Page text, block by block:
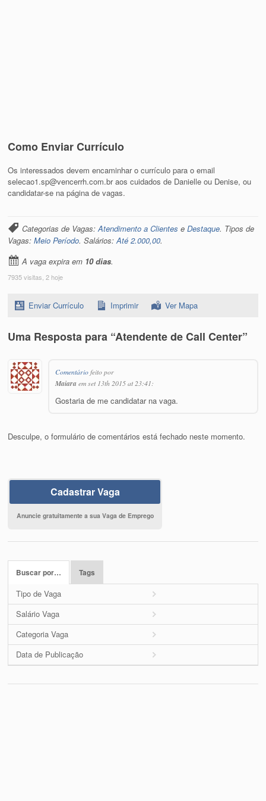
Como Enviar Currículo
Os interessados devem encaminhar o currículo para o email
selecao1.sp@vencerrh.com.br aos cuidados de Danielle ou Denise, ou
candidatar-se na página de vagas.
Categorias de Vagas:Atendimento a Clientes eDestaque. Tipos de
Vagas:Meio Período. Salários:Até 2.000,00.
A vaga expira em 10 dias.
7935 visitas, 2 hoje
Enviar Currículo Imprimir Ver Mapa
Uma Resposta para “Atendente de Call Center”
Comentáriofeito por
Maiara em set 13th 2015 at 23:41:
Gostaria de me candidatar na vaga.
Desculpe, o formulário de comentários está fechado neste momento.
Cadastrar Vaga
Anuncie gratuitamente a sua Vaga de Emprego
Buscar por… Tags
Tipo de Vaga
Salário Vaga
Categoria Vaga
Data de Publicação